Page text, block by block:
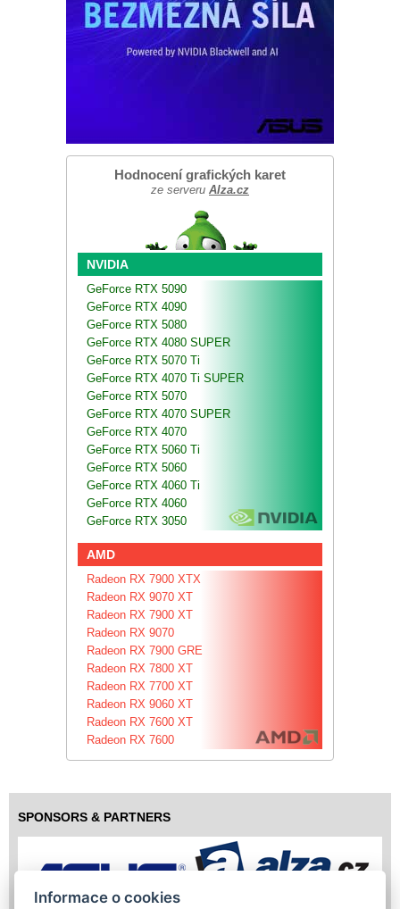
Hodnocení grafických karet
ze serveru Alza.cz
NVIDIA
GeForce RTX 5090
GeForce RTX 4090
GeForce RTX 5080
GeForce RTX 4080 SUPER
GeForce RTX 5070 Ti
GeForce RTX 4070 Ti SUPER
GeForce RTX 5070
GeForce RTX 4070 SUPER
GeForce RTX 4070
GeForce RTX 5060 Ti
GeForce RTX 5060
GeForce RTX 4060 Ti
GeForce RTX 4060
GeForce RTX 3050
AMD
Radeon RX 7900 XTX
Radeon RX 9070 XT
Radeon RX 7900 XT
Radeon RX 9070
Radeon RX 7900 GRE
Radeon RX 7800 XT
Radeon RX 7700 XT
Radeon RX 9060 XT
Radeon RX 7600 XT
Radeon RX 7600
SPONSORS & PARTNERS
Informace o cookies